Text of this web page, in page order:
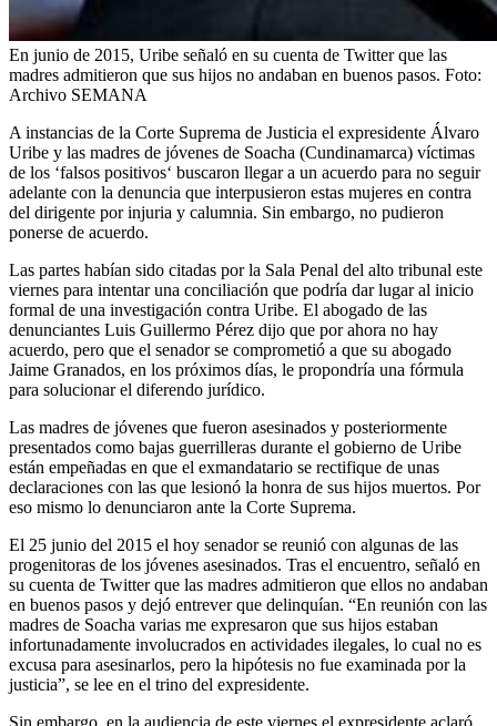
En junio de 2015, Uribe señaló en su cuenta de Twitter que las
madres admitieron que sus hijos no andaban en buenos pasos. Foto:
Archivo SEMANA
A instancias de la Corte Suprema de Justicia el expresidente Álvaro
Uribe y las madres de jóvenes de Soacha (Cundinamarca) víctimas
de los ‘falsos positivos‘ buscaron llegar a un acuerdo para no seguir
adelante con la denuncia que interpusieron estas mujeres en contra
del dirigente por injuria y calumnia. Sin embargo, no pudieron
ponerse de acuerdo.
Las partes habían sido citadas por la Sala Penal del alto tribunal este
viernes para intentar una conciliación que podría dar lugar al inicio
formal de una investigación contra Uribe. El abogado de las
denunciantes Luis Guillermo Pérez dijo que por ahora no hay
acuerdo, pero que el senador se comprometió a que su abogado
Jaime Granados, en los próximos días, le propondría una fórmula
para solucionar el diferendo jurídico.
Las madres de jóvenes que fueron asesinados y posteriormente
presentados como bajas guerrilleras durante el gobierno de Uribe
están empeñadas en que el exmandatario se rectifique de unas
declaraciones con las que lesionó la honra de sus hijos muertos. Por
eso mismo lo denunciaron ante la Corte Suprema.
El 25 junio del 2015 el hoy senador se reunió con algunas de las
progenitoras de los jóvenes asesinados. Tras el encuentro, señaló en
su cuenta de Twitter que las madres admitieron que ellos no andaban
en buenos pasos y dejó entrever que delinquían. “En reunión con las
madres de Soacha varias me expresaron que sus hijos estaban
infortunadamente involucrados en actividades ilegales, lo cual no es
excusa para asesinarlos, pero la hipótesis no fue examinada por la
justicia”, se lee en el trino del expresidente.
Sin embargo, en la audiencia de este viernes el expresidente aclaró